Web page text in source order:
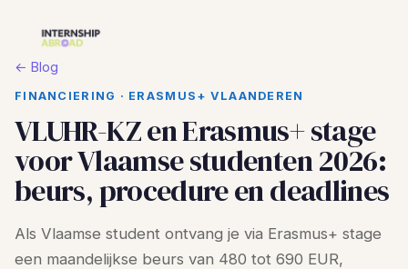
← Blog
FINANCIERING · ERASMUS+ VLAANDEREN
VLUHR-KZ en Erasmus+ stage
voor Vlaamse studenten 2026:
beurs, procedure en deadlines
Als Vlaamse student ontvang je via Erasmus+ stage
een maandelijkse beurs van 480 tot 690 EUR,